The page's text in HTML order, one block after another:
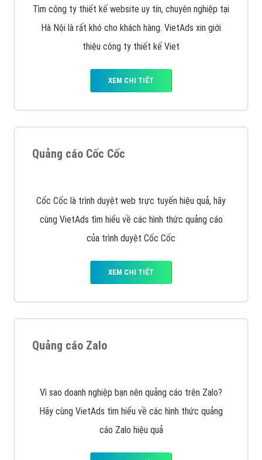
Inet, Vietmoz, Vinalink
XEM CHI TIẾT
VietAds với đội ngũ chuyên viên tư ấn am hiểu về
chiến dịch quảng cáo Youtube sẽ tư vấn bạn giải pháp
tối ưu, hiệu quả nhất
Thiết kế Website